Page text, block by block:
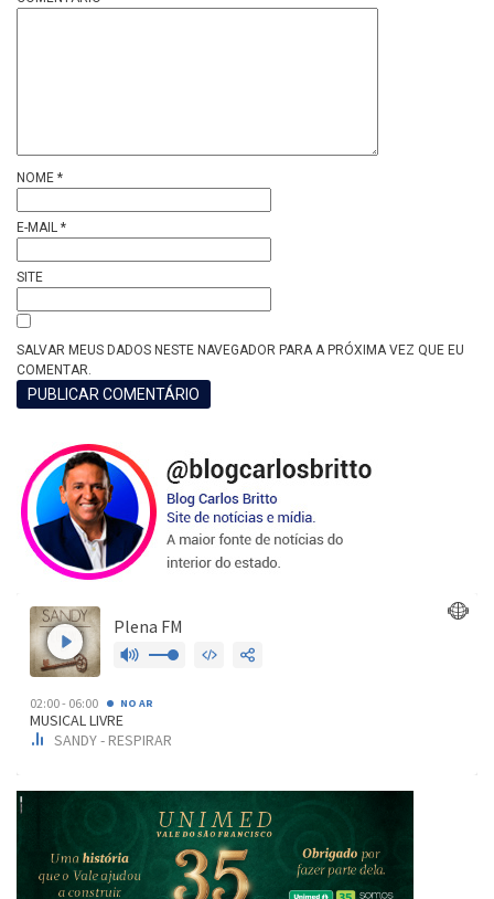
NOME *
E-MAIL *
SITE
SALVAR MEUS DADOS NESTE NAVEGADOR PARA A PRÓXIMA VEZ QUE EU
COMENTAR.